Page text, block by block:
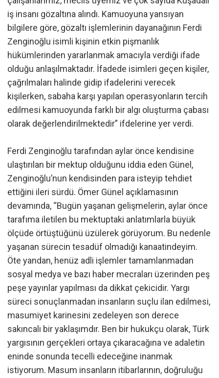
iş insanı gözaltına alındı. Kamuoyuna yansıyan
bilgilere göre, gözaltı işlemlerinin dayanağının Ferdi
Zenginoğlu isimli kişinin etkin pişmanlık
hükümlerinden yararlanmak amacıyla verdiği ifade
olduğu anlaşılmaktadır. İfadede isimleri geçen kişiler,
çağrılmaları halinde gidip ifadelerini verecek
kişilerken, sabaha karşı yapılan operasyonların tercih
edilmesi kamuoyunda farklı bir algı oluşturma çabası
olarak değerlendirilmektedir” ifdelerine yer verdi.
Ferdi Zenginoğlu tarafından aylar önce kendisine
ulaştırılan bir mektup olduğunu iddia eden Günel,
Zenginoğlu’nun kendisinden para isteyip tehdiet
ettiğini ileri sürdü. Ömer Günel açıklamasının
devamında, “Bugün yaşanan gelişmelerin, aylar önce
tarafıma iletilen bu mektuptaki anlatımlarla büyük
ölçüde örtüştüğünü üzülerek görüyorum. Bu nedenle
yaşanan sürecin tesadüf olmadığı kanaatindeyim.
Öte yandan, henüz adli işlemler tamamlanmadan
sosyal medya ve bazı haber mecraları üzerinden peş
peşe yayınlar yapılması da dikkat çekicidir. Yargı
süreci sonuçlanmadan insanların suçlu ilan edilmesi,
masumiyet karinesini zedeleyen son derece
sakıncalı bir yaklaşımdır. Ben bir hukukçu olarak, Türk
yargısının gerçekleri ortaya çıkaracağına ve adaletin
eninde sonunda tecelli edeceğine inanmak
istiyorum. Masum insanların itibarlarının, doğruluğu